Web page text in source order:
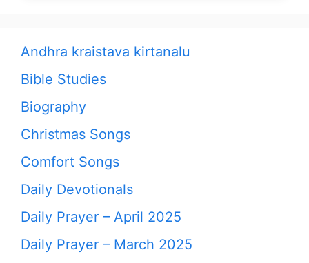
Andhra kraistava kirtanalu
Bible Studies
Biography
Christmas Songs
Comfort Songs
Daily Devotionals
Daily Prayer – April 2025
Daily Prayer – March 2025